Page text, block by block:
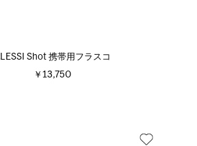
Shot 携帯用フラスコ
￥13,750